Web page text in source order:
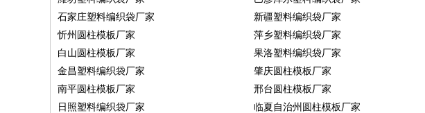
石家庄塑料编织袋厂家
新疆塑料编织袋厂家
忻州圆柱模板厂家
萍乡塑料编织袋厂家
白山圆柱模板厂家
果洛塑料编织袋厂家
金昌塑料编织袋厂家
肇庆圆柱模板厂家
南平圆柱模板厂家
邢台圆柱模板厂家
日照塑料编织袋厂家
临夏自治州圆柱模板厂家